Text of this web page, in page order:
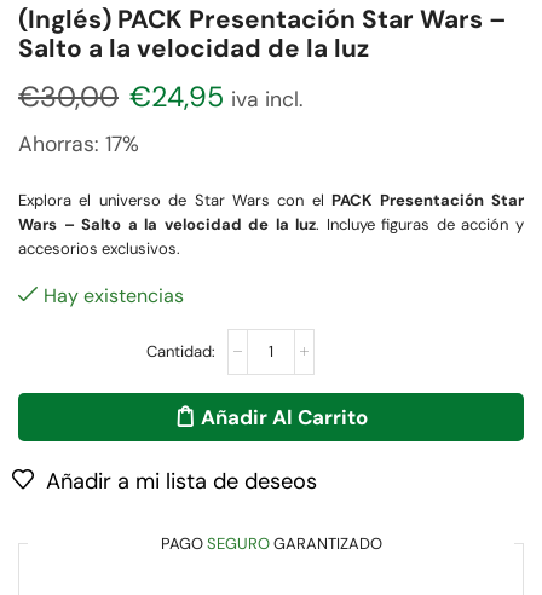
(Inglés) PACK Presentación Star Wars –
Salto a la velocidad de la luz
€30,00 €24,95 iva incl.
Ahorras: 17%
Explora el universo de Star Wars con el PACK Presentación Star
Wars – Salto a la velocidad de la luz. Incluye figuras de acción y
accesorios exclusivos.
Hay existencias
Añadir Al Carrito
Añadir a mi lista de deseos
PAGOSEGUROGARANTIZADO